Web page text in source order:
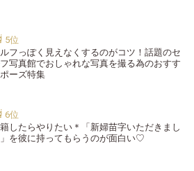
フっぽく見えなくするのがコツ！話題のセ
写真館でおしゃれな写真を撮る為のおすす
ーズ特集
籍したらやりたい＊「新婦苗字いただきまし
を彼に持ってもらうのが面白い♡